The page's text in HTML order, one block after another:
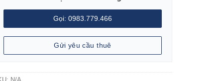
Gọi: 0983.779.466
Gửi yêu cầu thuê